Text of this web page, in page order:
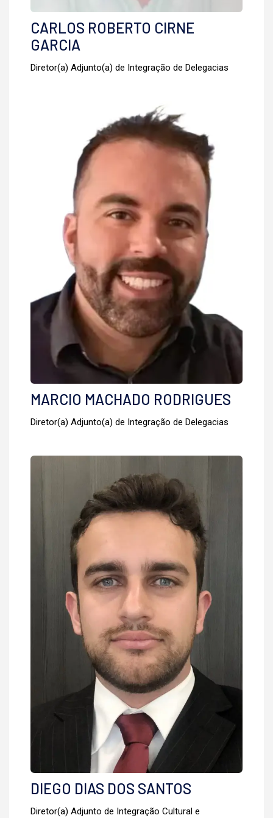
CARLOS ROBERTO CIRNE
GARCIA
Diretor(a) Adjunto(a) de Integração de Delegacias
MARCIO MACHADO RODRIGUES
Diretor(a) Adjunto(a) de Integração de Delegacias
DIEGO DIAS DOS SANTOS
Diretor(a) Adjunto de Integração Cultural e